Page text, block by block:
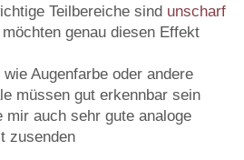
Teilbereiche sind unscharf
genau diesen Effekt
Augenfarbe oder andere
müssen gut erkennbar sein
mir auch sehr gute analoge
zusenden